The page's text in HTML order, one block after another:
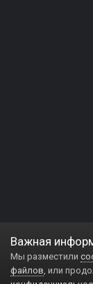
Важная
Мы разместили
файлов, или